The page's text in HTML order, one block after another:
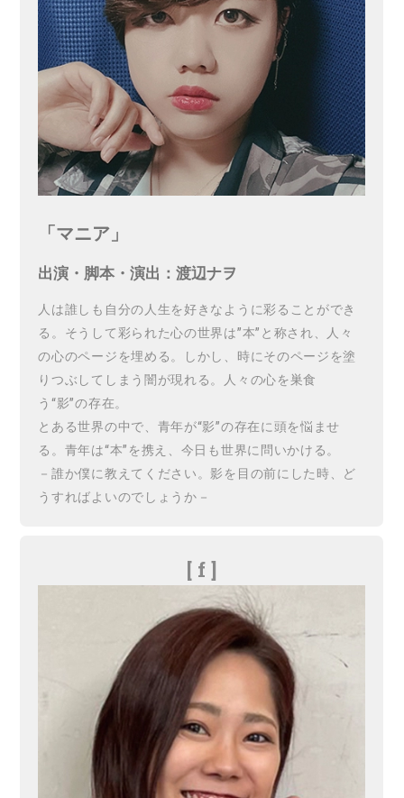
「マニア」
出演・脚本・演出：渡辺ナヲ
人は誰しも自分の人生を好きなように彩ることができ
る。そうして彩られた心の世界は”本”と称され、人々
の心のページを埋める。しかし、時にそのページを塗
りつぶしてしまう闇が現れる。人々の心を巣食
う“影”の存在。
とある世界の中で、青年が“影”の存在に頭を悩ませ
る。青年は“本”を携え、今日も世界に問いかける。
－誰か僕に教えてください。影を目の前にした時、ど
うすればよいのでしょうか－
[ f ]